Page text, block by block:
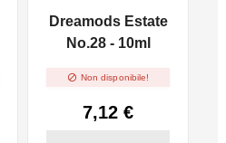
Dreamods Estate
No.28 - 10ml
 Non disponibile!
7,12 €